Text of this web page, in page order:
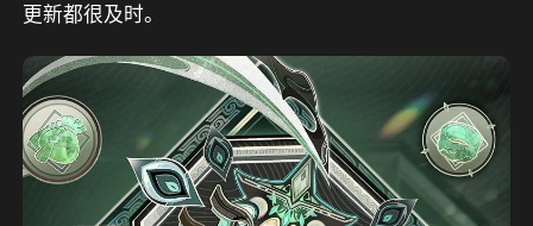
更新都很及时。